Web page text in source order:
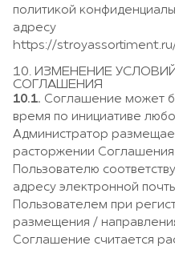
политикой
адресу
https://
10. ИЗМЕНЕНИЕ
СОГЛАШЕНИЯ
10.1. Соглашение может
время по инициативе
Администратор
расторжении Соглашения
Пользователю
адресу электронной
Пользователем при
размещения /
Соглашение считается